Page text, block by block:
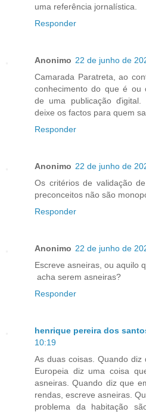
uma referência jornalística.
Responder
Anonimo 22 de junho de
Camarada Paratreta, ao
conhecimento do que é ou
de uma publicação ďigital.
deixe os factos para quem
Responder
Anonimo 22 de junho de
Os critérios de validação
preconceitos não são
Responder
Anonimo 22 de junho de
Escreve asneiras, ou aquilo
acha serem asneiras?
Responder
henrique pereira dos
10:19
As duas coisas. Quando
Europeia diz uma coisa
asneiras. Quando diz que
rendas, escreve asneiras.
problema da habitação